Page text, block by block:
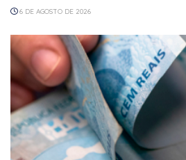
6 DE AGOSTO DE 2026